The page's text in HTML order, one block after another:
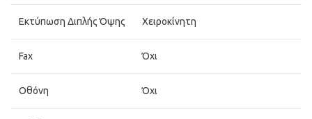
Εκτύπωση Διπλής Όψης Χειροκίνητη
Fax Όχι
Οθόνη Όχι